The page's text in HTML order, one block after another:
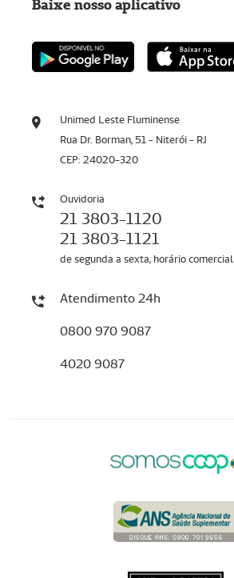
Unimed Leste Fluminense
Rua Dr. Borman, 51 - Niterói - RJ
CEP: 24020-320
Ouvidoria
21 3803-1120
21 3803-1121
de segunda a sexta, horário comercial
Atendimento 24h
0800 970 9087
4020 9087
Baixe nosso aplicativo